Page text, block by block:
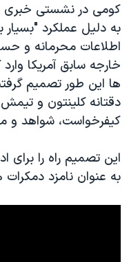
اسرائیل در جنگ
نرگس محمدی برنده
همایش محافظه‌کاران
صفحه‌های ویژه
سفر پرزیدنت ترامپ به
کومی در نشستی خبری
به دلیل عملکرد "بسیار
اطلاعات محرمانه و
خارجه سابق آمریکا
ها این طور تصمیم
دقتانه کلینتون و
کیفرخواست، شواهد و
این تصمیم راه را برای
به عنوان نامزد